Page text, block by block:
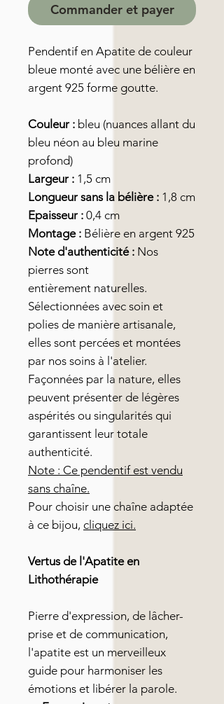
Commander et payer
Pendentif en Apatite de couleur
bleue monté avec une bélière en
argent 925 forme goutte.
Couleur : bleu (nuances allant du
bleu néon au bleu marine
profond)
Largeur : 1,5 cm
Longueur sans la bélière : 1,8 cm
Epaisseur : 0,4 cm
Montage : Bélière en argent 925
Note d'authenticité : Nos
pierres sont
entièrement naturelles.
Sélectionnées avec soin et
polies de manière artisanale,
elles sont percées et montées
par nos soins à l'atelier.
Façonnées par la nature, elles
peuvent présenter de légères
aspérités ou singularités qui
garantissent leur totale
authenticité.
Note : Ce pendentif est vendu
sans chaîne.
Pour choisir une chaîne adaptée
à ce bijou, cliquez ici.
Vertus de l'Apatite en
Lithothérapie
Pierre d'expression, de lâcher-
prise et de communication,
l'apatite est un merveilleux
guide pour harmoniser les
émotions et libérer la parole.